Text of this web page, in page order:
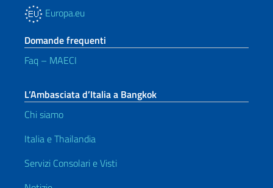
Europa.eu
Domande frequenti
Faq – MAECI
L’Ambasciata d’Italia a Bangkok
Chi siamo
Italia e Thailandia
Servizi Consolari e Visti